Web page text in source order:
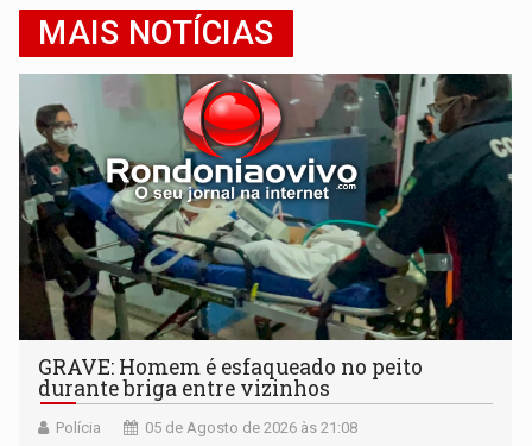
MAIS NOTÍCIAS
GRAVE: Homem é esfaqueado no peito
durante briga entre vizinhos
Polícia 05 de Agosto de 2026 às 21:08